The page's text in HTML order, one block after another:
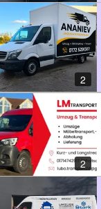
2
2